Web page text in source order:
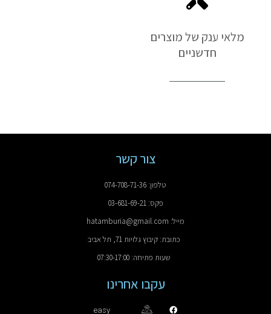
מלאי ענק של מוצרים
חדשניים
צור קשר
טלפון: 074-708-71-36
פקס: 03-681-69-21
מייל: hatamburia@gmail.com
כתובת: קיבוץ גלויות 71, תל אביב
שעות פתיחה: 07:30-17:00
עקבו אחרינו
easy